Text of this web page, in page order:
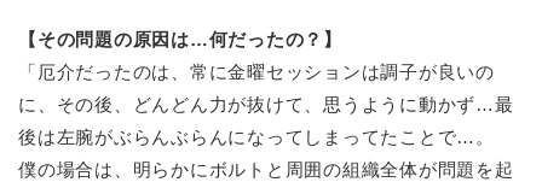
【その問題の原因は…何だったの？】
「厄介だったのは、常に金曜セッションは調子が良いの
に、その後、どんどん力が抜けて、思うように動かず…最
後は左腕がぶらんぶらんになってしまってたことで…。
僕の場合は、明らかにボルトと周囲の組織全体が問題を起